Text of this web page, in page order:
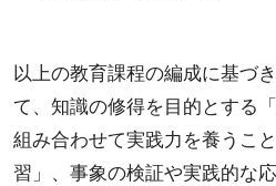
以上の教育課程の編成に基づ
て、知識の修得を目的とする
組み合わせて実践力を養うこ
習」、事象の検証や実践的な